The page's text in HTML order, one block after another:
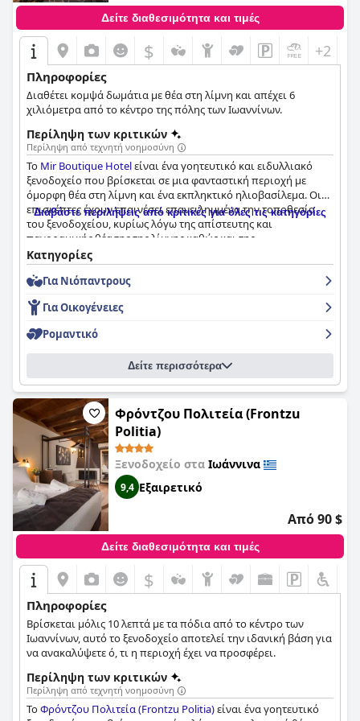
Δείτε διαθεσιμότητα και τιμές
$ +2
Πληροφορίες
Διαθέτει κομψά δωμάτια με θέα στη λίμνη και απέχει 6
χιλιόμετρα από το κέντρο της πόλης των Ιωαννίνων.
Περίληψη των κριτικών
Περίληψη από τεχνητή νοημοσύνη
Το Mir Boutique Hotelείναι ένα γοητευτικό και ειδυλλιακό
ξενοδοχείο που βρίσκεται σε μια φανταστική περιοχή με
όμορφη θέα στη λίμνη και ένα εκπληκτικό ηλιοβασίλεμα. Οι
επισκέπτες έχουν επαινέσει επανειλημμένα την τοποθεσία
του ξενοδοχείου, κυρίως λόγω της απίστευτης και
πανοραμικής θέασης της λίμνης καθώς και της
atemberaubende Sicht auf Ioannina. Το πρωινό είναι σπιτικό
με νόστιμες λιχουδιές από τον κήπο και οι ιδιοκτήτες είναι
πολύ περήφανοι για την εξυπηρέτηση των επισκεπτών τους.
Τα δωμάτια είναι εξαιρετικά καθαρά, προσφέροντας μια άνετη
διαμονή με μεγάλα κρεβάτια και ευρύχωρα μπάνια. Το
προσωπικό είναι εξυπηρετικό, φιλικό, υπέροχο,
επαγγελματικό και εξαιρετικό, υπερβαίνοντας τα όρια για την
παροχή εξαιρετικών υπηρεσιών. Το ξενοδοχείο έχει μια ζεστή
και φιλόξενη ατμόσφαιρα με όμορφα και ευρύχωρα δωμάτια
που είναι πεντακάθαρα, καθιστώντας το ιδανικό για
οικογένειες. Τα κρεβάτια του ξενοδοχείου επαινούνται για την
άνεση και την απαλότητά τους, προσφέροντας στους
επισκέπτες έναν ήρεμο και ξεκούραστο ύπνο. Ενώ η
κατάσταση στάθμευσης μπορεί να αποδειχθεί λίγο δύσκολη
για ορισμένους επισκέπτες, οι πολυτελείς και άνετες
προσφορές του ξενοδοχείου είναι ιδανικές για τους
ταξιδιώτες που αναζητούν μια εξαιρετική διαμονή με άριστη
εξυπηρέτηση και φιλοξενία.
Διαβάστε περιλήψεις από κριτικές για όλες τις κατηγορίες
Κατηγορίες
Για Νιόπαντρους
Για Οικογένειες
Ρομαντικό
Δείτε περισσότερα
Φρόντζου Πολιτεία (Frontzu
Politia)
Ξενοδοχείο στα Ιωάννινα
9,4 Εξαιρετικό
Από 90 $
Δείτε διαθεσιμότητα και τιμές
$
Πληροφορίες
Βρίσκεται μόλις 10 λεπτά με τα πόδια από το κέντρο των
Ιωαννίνων, αυτό το ξενοδοχείο αποτελεί την ιδανική βάση για
να ανακαλύψετε ό, τι η περιοχή έχει να προσφέρει.
Περίληψη των κριτικών
Περίληψη από τεχνητή νοημοσύνη
ΤοΦρόντζου Πολιτεία (Frontzu Politia)είναι ένα γοητευτικό